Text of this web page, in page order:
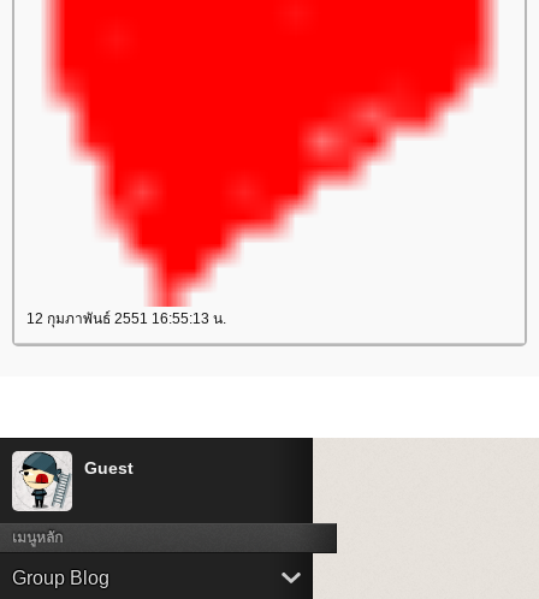
12 กุมภาพันธ์ 2551 16:55:13 น.
Guest
เมนูหลัก
Group Blog